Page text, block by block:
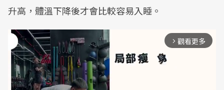
升高，體溫下降後才會比較容易入睡。
arrow_forward_ios 觀看更多